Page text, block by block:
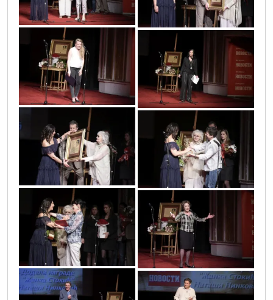
vic4693 vic4697
vic4907 vic5009
vic5034 vic4715